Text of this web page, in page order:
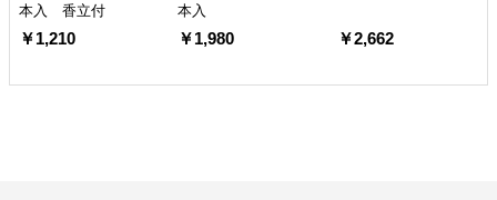
本入 香立付
￥1,210
本入
￥1,980 ￥2,662